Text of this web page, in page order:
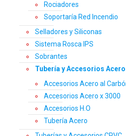
Rociadores
Soportaría Red Incendio
Selladores y Siliconas
Sistema Rosca IPS
Sobrantes
Tubería y Accesorios
Accesorios Acero al
Accesorios Acero x 3000
Accesorios H.O
Tubería Acero